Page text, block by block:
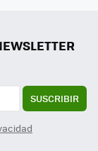
SUSCRIBIR